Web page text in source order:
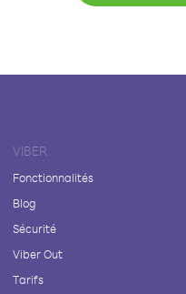
VIBER
Fonctionnalités
Blog
Sécurité
Viber Out
Tarifs